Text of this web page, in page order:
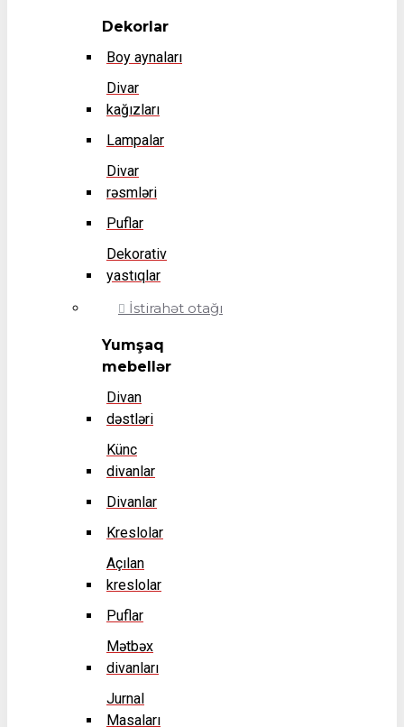
Dekorlar
Boy aynaları
Divar
kağızları
Lampalar
Divar
rəsmləri
Puflar
Dekorativ
yastıqlar
İstirahət otağı
Yumşaq
mebellər
Divan
dəstləri
Künc
divanlar
Divanlar
Kreslolar
Açılan
kreslolar
Puflar
Mətbəx
divanları
Jurnal
Masaları